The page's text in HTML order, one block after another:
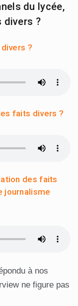
du lycée,
divers ?
?
faits divers ?
des faits
journalisme
à nos
ne figure pas